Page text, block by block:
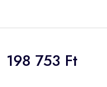
198 753 Ft